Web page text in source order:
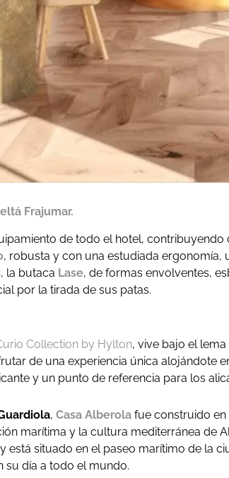
Frajumar.
de todo el hotel, contribuyendo
, robusta y con una estudiada ergonomía,
la butaca Lase, de formas envolventes,
por la tirada de sus patas.
Collection by Hylton, vive bajo el lema
de una experiencia única alojándote
y un punto de referencia para los
, Casa Alberola fue construido en
marítima y la cultura mediterránea de
situado en el paseo marítimo de la
su día a todo el mundo.